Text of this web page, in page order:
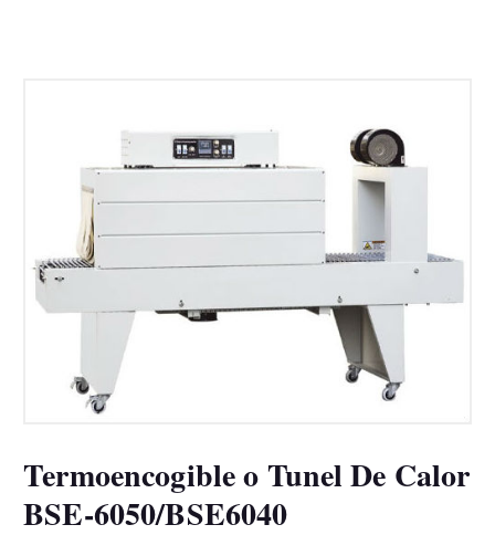
Termoencogible o Tunel De Calor
BSE-6050/BSE6040